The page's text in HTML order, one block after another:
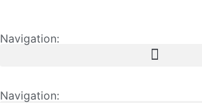
Navigation:
Navigation: